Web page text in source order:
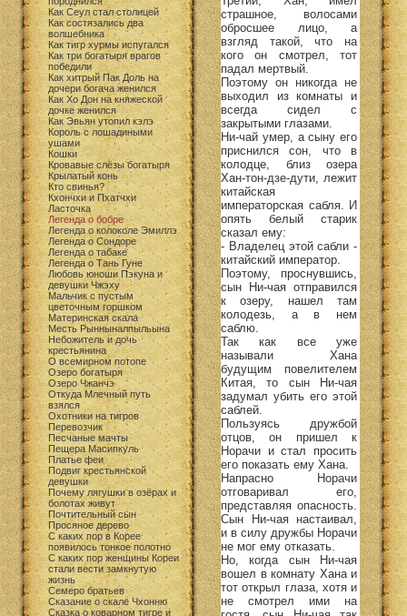
Как Сеул стал столицей
Как состязались два
волшебника
Как тигр хурмы испугался
Как три богатыря врагов
победили
Как хитрый Пак Доль на
дочери богача женился
Как Хо Дон на княжеской
дочке женился
Как Эвьян утопил кэлэ
Король с лошадиными
ушами
Кошки
Кровавые слёзы богатыря
Крылатый конь
Кто свинья?
Кхончхи и Пхатчхи
Ласточка
Легенда о бобре
Легенда о колоколе Эмиллэ
Легенда о Сондоре
Легенда о табаке
Легенда о Тань Гуне
Любовь юноши Пэкуна и
девушки Чжэху
Мальчик с пустым
цветочным горшком
Материнская скала
Месть Рынныналпыльына
Небожитель и дочь
крестьянина
О всемирном потопе
Озеро богатыря
Озеро Чжанчэ
Откуда Млечный путь
взялся
Охотники на тигров
Перевозчик
Песчаные мачты
Пещера Масипкуль
Платье феи
Подвиг крестьянской
девушки
Почему лягушки в озёрах и
болотах живут
Почтительный сын
Просяное дерево
С каких пор в Корее
появилось тонкое полотно
С каких пор женщины Кореи
стали вести замкнутую
жизнь
Семеро братьев
Сказание о скале Чхонню
Сказка о коварном тигре и
страшное, волосами
обросшее лицо, а
взгляд такой, что на
кого он смотрел, тот
падал мертвый.
Поэтому он никогда не
выходил из комнаты и
всегда сидел с
закрытыми глазами.
Ни-чай умер, а сыну его
приснился сон, что в
колодце, близ озера
Хан-тон-дзе-дути, лежит
китайская
императорская сабля. И
опять белый старик
сказал ему:
- Владелец этой сабли -
китайский император.
Поэтому, проснувшись,
сын Ни-чая отправился
к озеру, нашел там
колодезь, а в нем
саблю.
Так как все уже
называли Хана
будущим повелителем
Китая, то сын Ни-чая
задумал убить его этой
саблей.
Пользуясь дружбой
отцов, он пришел к
Норачи и стал просить
его показать ему Хана.
Напрасно Норачи
отговаривал его,
представляя опасность.
Сын Ни-чая настаивал,
и в силу дружбы Норачи
не мог ему отказать.
Но, когда сын Ни-чая
вошел в комнату Хана и
тот открыл глаза, хотя и
не смотрел ими на